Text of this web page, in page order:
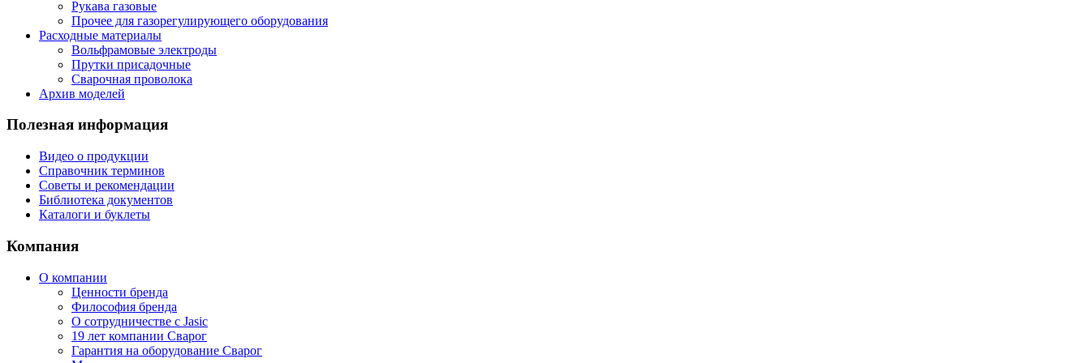
Рукава газовые
Прочее для газорегулирующего оборудования
Расходные материалы
Вольфрамовые электроды
Прутки присадочные
Сварочная проволока
Архив моделей
Полезная информация
Видео о продукции
Справочник терминов
Советы и рекомендации
Библиотека документов
Каталоги и буклеты
Компания
О компании
Ценности бренда
Философия бренда
О сотрудничестве с Jasic
19 лет компании Сварог
Гарантия на оборудование Сварог